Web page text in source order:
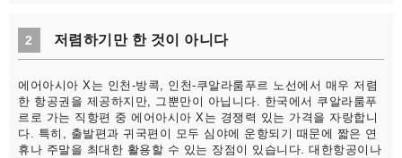
2 저렴하기만 한 것이 아니다
에어아시아 X는 인천-방콕, 인천-쿠알라룸푸르 노선에서 매우 저렴
한 항공권을 제공하지만, 그뿐만이 아닙니다. 한국에서 쿠알라룸푸
르로 가는 직항편 중 에어아시아 X는 경쟁력 있는 가격을 자랑합니
다. 특히, 출발편과 귀국편이 모두 심야에 운항되기 때문에 짧은 연
휴나 주말을 최대한 활용할 수 있는 장점이 있습니다. 대한항공이나